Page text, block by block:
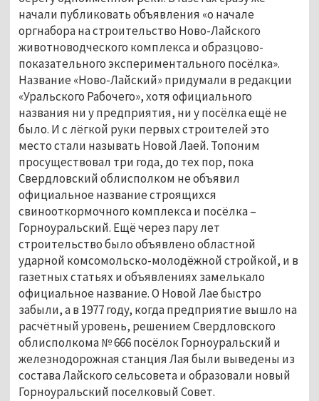
начали публиковать объявления «о начале
оргнабора на строительство Ново-Лайского
животноводческого комплекса и образцово-
показательного экспериментального посёлка».
Название «Ново-Лайский» придумали в редакции
«Уральского Рабочего», хотя официального
названия ни у предприятия, ни у посёлка ещё не
было. И с лёгкой руки первых строителей это
место стали называть Новой Лаей. Топоним
просуществовал три года, до тех пор, пока
Свердловский облисполком не объявил
официальное название строящихся
свинооткормочного комплекса и посёлка –
Горноуральский. Ещё через пару лет
строительство было объявлено областной
ударной комсомольско-молодёжной стройкой, и в
газетных статьях и объявлениях замелькало
официальное название. О Новой Лае быстро
забыли, а в 1977 году, когда предприятие вышло на
расчётный уровень, решением Свердловского
облисполкома № 666 посёлок Горноуральский и
железнодорожная станция Лая были выведены из
состава Лайского сельсовета и образовали новый
Горноуральский поселковый Совет.